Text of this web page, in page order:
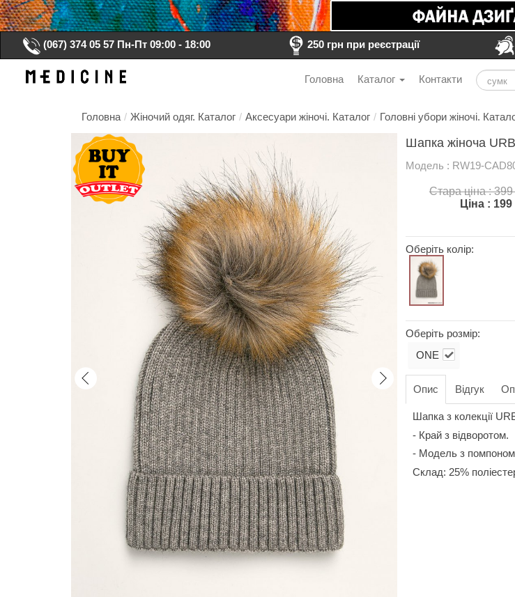
(067) 374 05 57 Пн-Пт 09:00 - 18:00 250 грн при реєстрації
Головна Каталог Контакти
Головна / Жіночий одяг. Каталог / Аксесуари жіночі. Каталог / Головні убори жіночі.
Шапка жіноча
Модель : RW19-
Стара ціна :
Ціна : 199
Оберіть колір:
Оберіть розмір:
ONE
Опис Відгук
Шапка з колекції
- Край з відворотом.
- Модель з
Склад: 25%